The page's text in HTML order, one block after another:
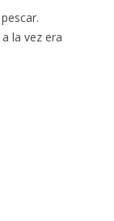
la vez era